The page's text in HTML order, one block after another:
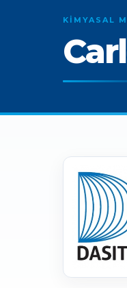
KIMYASAL